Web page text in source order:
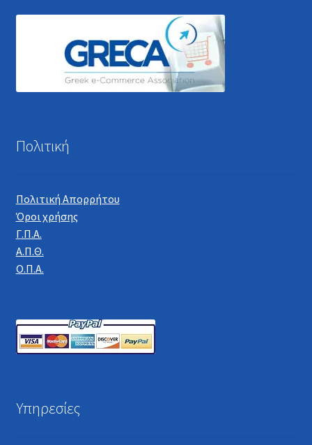
Πολιτική
Πολιτική Απορρήτου
Όροι χρήσης
Γ.Π.Α.
Α.Π.Θ.
Ο.Π.Α.
Υπηρεσίες